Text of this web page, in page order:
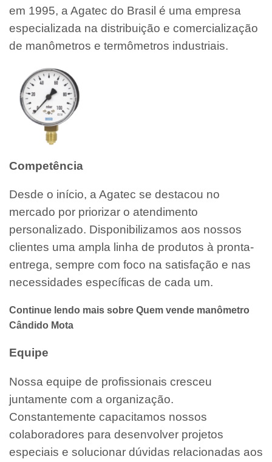
em 1995, a Agatec do Brasil é uma empresa
especializada na distribuição e comercialização
de manômetros e termômetros industriais.
Competência
Desde o início, a Agatec se destacou no
mercado por priorizar o atendimento
personalizado. Disponibilizamos aos nossos
clientes uma ampla linha de produtos à pronta-
entrega, sempre com foco na satisfação e nas
necessidades específicas de cada um.
Continue lendo mais sobre Quem vende manômetro
Cândido Mota
Equipe
Nossa equipe de profissionais cresceu
juntamente com a organização.
Constantemente capacitamos nossos
colaboradores para desenvolver projetos
especiais e solucionar dúvidas relacionadas aos